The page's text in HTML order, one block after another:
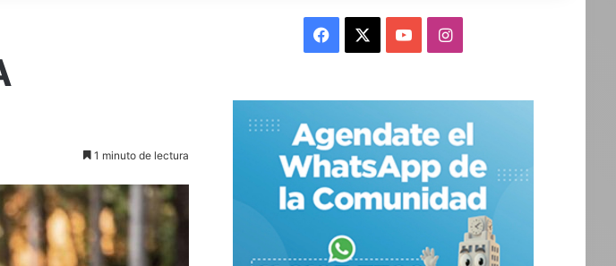
1 minuto de lectura
Facebook YouTubeInstagram